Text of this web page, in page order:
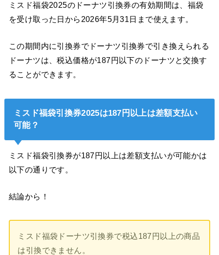
ミスド福袋2025のドーナツ引換券の有効期間は、 福袋
を受け取った日から2026年5月31日まで使えます。
この期間内に引換券でドーナツ引換券で引き換えられる
ドーナツは、税込価格が187円以下のドーナツと交換す
ることができます。
ミスド福袋引換券2025は187円以上は差額支払い
可能？
ミスド福袋引換券が187円以上は差額支払いが可能かは
以下の通りです。
結論から！
ミスド福袋ドーナツ引換券で税込187円以上の商品
は引換できません。